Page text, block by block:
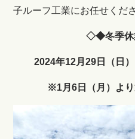
子ルーフ工業にお任せくだ
◇◆冬季
2024年12月29日（日
※1月6日（月）よ